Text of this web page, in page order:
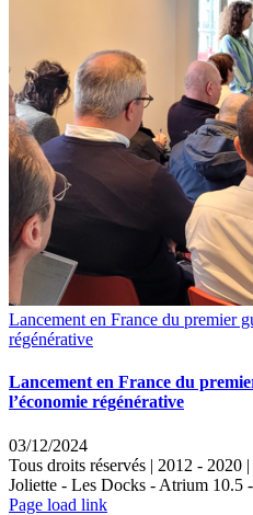
Lancement en France du premier
régénérative
Lancement en France du
l’économie régénérative
03/12/2024
Tous droits réservés | 2012 - 2020
Joliette - Les Docks - Atrium 10.5
LinkedIn
Instagram
Rss
Page load link